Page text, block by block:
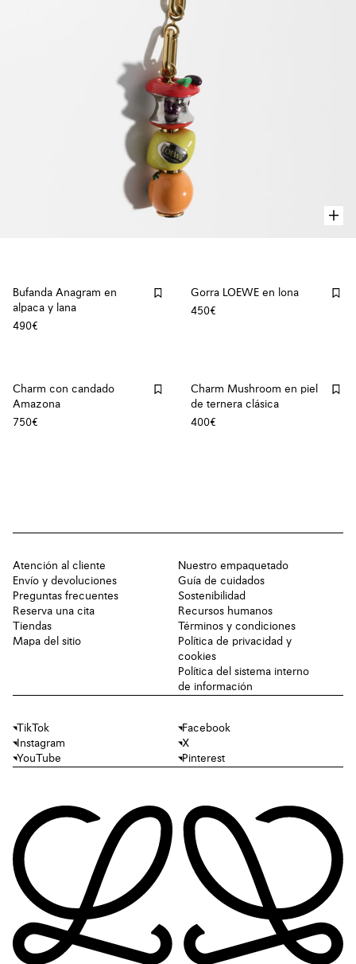
Bufanda Anagram en
alpaca y lana
490€
Gorra LOEWE en lona
450€
Charm con candado
Amazona
750€
Charm Mushroom en piel
de ternera clásica
400€
Atención al cliente
Envío y devoluciones
Preguntas frecuentes
Reserva una cita
Tiendas
Mapa del sitio
Nuestro empaquetado
Guía de cuidados
Sostenibilidad
Recursos humanos
Términos y condiciones
Política de privacidad y
cookies
Política del sistema interno
de información
TikTok
Facebook
Instagram
X
YouTube
Pinterest